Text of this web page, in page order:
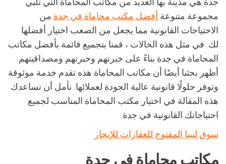
مجموعة متنوعة أفضل مكتب محاماة في جدة من
الاحتياجات القانونية مما يجعل من الصعب اختيار أفضلها
لك. في مثل هذه الحالات ، قمنا بتجميع قائمة بأفضل مكاتب
المحاماة في جدة بناءً على خبرتهم وخبرتهم ومصداقيتهم.
أظهر بحثنا أيضًا أن مكاتب المحاماة هذه تقدم خدمة موثوقة
وتوفر حلولًا قانونية عالية الجودة لعملائها. نأمل أن تساعدك
هذه المقالة في اختيار مكتب المحاماة المناسب لجميع
احتياجاتك القانونية في جدة.
سوق ليبيا المفتوح للعقارات للإيجار
مكاتب محاماة في جدة